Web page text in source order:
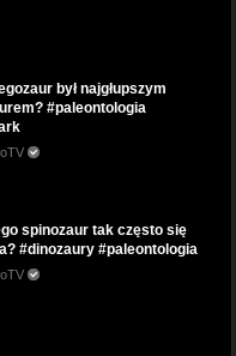
był najgłupszym
#paleontologia
spinozaur tak często się
#dinozaury #paleontologia